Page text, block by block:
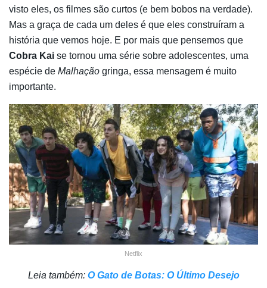
visto eles, os filmes são curtos (e bem bobos na verdade).
Mas a graça de cada um deles é que eles construíram a
história que vemos hoje. E por mais que pensemos que
Cobra Kai se tornou uma série sobre adolescentes, uma
espécie de Malhação gringa, essa mensagem é muito
importante.
Netflix
Leia também: O Gato de Botas: O Último Desejo